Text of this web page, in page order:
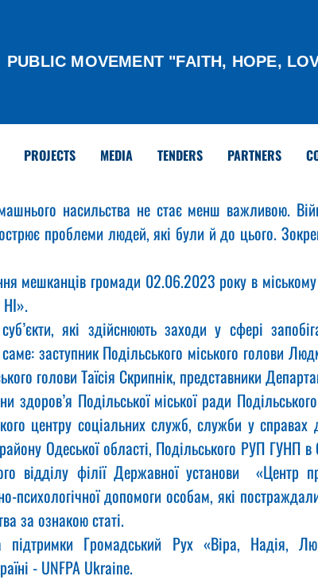
PUBLIC MOVEMENT "FAITH, HOPE,
PROJECTS MEDIA TENDERS PARTNERS
насильства не стає менш важливою.
проблеми людей, які були й до цього.
які здійснюють заходи у сфері
заступник Подільського міського голови
голови Таїсія Скрипнік, представники
здоров’я Подільської міської ради
центру соціальних служб, служби у справах
Одеської області, Подільського РУП ГУНП в
відділу філії Державної установи  «Центр
психологічної допомоги особам, які
за ознакою статі.
підтримки Громадський Рух «Віра, Надія,
- UNFPA Ukraine.